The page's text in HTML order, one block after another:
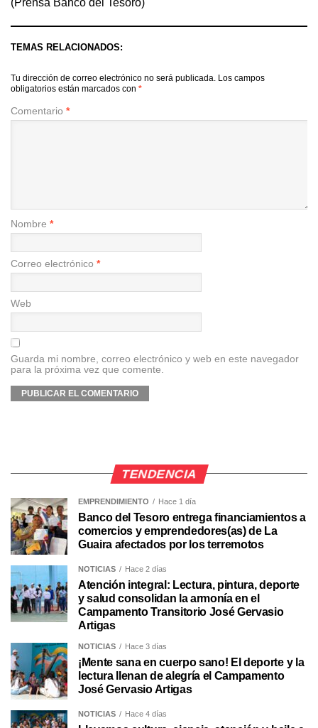
TEMAS RELACIONADOS:
Tu dirección de correo electrónico no será publicada. Los campos
obligatorios están marcados con *
Comentario *
Nombre *
Correo electrónico *
Web
Guarda mi nombre, correo electrónico y web en este navegador
para la próxima vez que comente.
TENDENCIA
EMPRENDIMIENTO Hace 1 día
Banco del Tesoro entrega financiamientos a
comercios y emprendedores(as) de La
Guaira afectados por los terremotos
NOTICIAS Hace 2 días
Atención integral: Lectura, pintura, deporte
y salud consolidan la armonía en el
Campamento Transitorio José Gervasio
Artigas
NOTICIAS Hace 3 días
¡Mente sana en cuerpo sano! El deporte y la
lectura llenan de alegría el Campamento
José Gervasio Artigas
NOTICIAS Hace 4 días